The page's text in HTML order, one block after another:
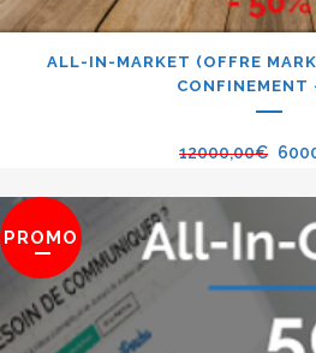
ALL-IN-MARKET (OFFRE
CONFINEMENT
12000,00€
PROMO